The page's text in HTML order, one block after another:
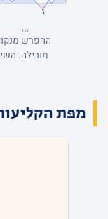
-4
רבע 4
ההפרש
מפת